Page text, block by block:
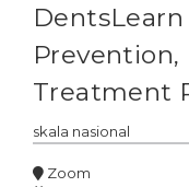
Treatment
skala nasional
Zoom